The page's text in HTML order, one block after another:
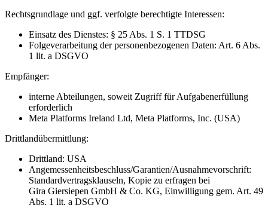
Rechtsgrundlage und ggf. verfolgte berechtigte Interessen:
Einsatz des Dienstes: § 25 Abs. 1 S. 1 TTDSG
Folgeverarbeitung der personenbezogenen Daten: Art. 6 Abs.
1 lit. a DSGVO
Empfänger:
interne Abteilungen, soweit Zugriff für Aufgabenerfüllung
erforderlich
Meta Platforms Ireland Ltd, Meta Platforms, Inc. (USA)
Drittlandübermittlung:
Drittland: USA
Angemessenheitsbeschluss/Garantien/Ausnahmevorschrift:
Standardvertragsklauseln, Kopie zu erfragen bei
Gira Giersiepen GmbH & Co. KG, Einwilligung gem. Art. 49
Abs. 1 lit. a DSGVO